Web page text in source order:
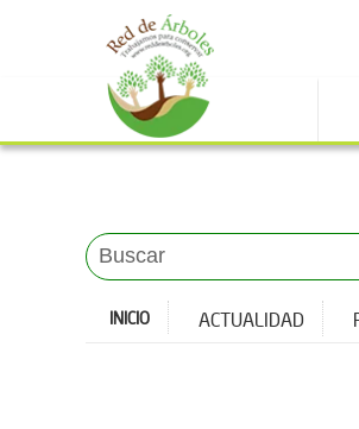
INICIO ACTUALIDAD